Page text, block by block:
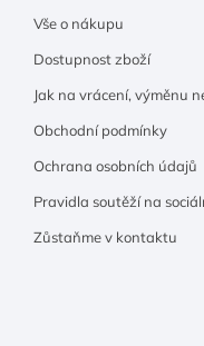
Vše o nákupu
Dostupnost zboží
Jak na vrácení, výměnu
Obchodní podmínky
Ochrana osobních údajů
Pravidla soutěží na
Zůstaňme v kontaktu